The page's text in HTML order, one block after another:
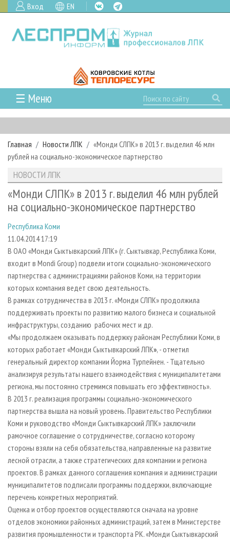
Вход EN
☰ Меню
ГЛАВНАЯ
РУБРИКИ И ТЕМЫ
РУБРИКИ ЖУРНАЛА
ЛЕСОЗАГОТОВКА
ЛЕСОПИЛЕНИЕ
СУШКА ДРЕВЕСИНЫ
ПРОИЗВОДСТВО ДРЕВЕСНЫХ ПЛИТ
ДЕРЕВЯННОЕ ДОМОСТРОЕНИЕ
ПРОИЗВОДСТВО МЕБЕЛИ
БИОЭНЕРГЕТИКА
ЦБП
ИНСТРУМЕНТ И МАТЕРИАЛЫ
НОВОСТИ
НОВОСТИ ЛПК
НОВОСТИ ЖУРНАЛА
ПРОЕКТЫ ЛПИ
АНАЛИТИКА
ПРЕДПРИЯТИЯ ЛПК
ПЕРСОНЫ
МОБИЛЬНЫЕ ВЫСТАВКИ
ОФИЦИАЛЬНЫЕ ДЕЛЕГАЦИИ
ПРИОРИТЕТНЫЕ ИНВЕСТПРОЕКТЫ
RUSSIAN FORESTRY REVIEW
ГАЗЕТА ЛЕСПРОМФОРУМ
БИБЛИОТЕКА СПЕЦИАЛИСТА
АРХИВ
АРХИВ ЖУРНАЛОВ
СТАТЬИ
О ЖУРНАЛЕ
ПОДПИСКА
КОНТАКТЫ
РЕКЛАМОДАТЕЛЯМ
РЕКЛАМА
РЕКЛАМА НА САЙТЕ
Главная Новости ЛПК
«Монди СЛПК» в 2013 г. выделил 46 млн
рублей на социально-экономическое партнерство
НОВОСТИ ЛПК
«Монди СЛПК» в 2013 г. выделил 46 млн рублей
на социально-экономическое партнерство
Республика Коми
11.04.2014 17:19
В ОАО «Монди Сыктывкарский ЛПК» (г. Сыктывкар, Республика Коми,
входит в Mondi Group) подвели итоги социально-экономического
партнерства с администрациями районов Коми, на территории
которых компания ведет свою деятельность.
В рамках сотрудничества в 2013 г. «Монди СЛПК» продолжила
поддерживать проекты по развитию малого бизнеса и социальной
инфраструктуры, созданию рабочих мест и др.
«Мы продолжаем оказывать поддержку районам Республики Коми, в
которых работает «Монди Сыктывкарский ЛПК», - отметил
генеральный директор компании Йорма Турпейнен. - Тщательно
анализируя результаты нашего взаимодействия с муниципалитетами
региона, мы постоянно стремимся повышать его эффективность».
В 2013 г. реализация программы социально-экономического
партнерства вышла на новый уровень. Правительство Республики
Коми и руководство «Монди Сыктывкарский ЛПК» заключили
рамочное соглашение о сотрудничестве, согласно которому
стороны взяли на себя обязательства, направленные на развитие
лесной отрасли, а также стратегических для компании и региона
проектов. В рамках данного соглашения компания и администрации
муниципалитетов подписали программы поддержки, включающие
перечень конкретных мероприятий.
Оценка и отбор проектов осуществляются сначала на уровне
отделов экономики районных администраций, затем в Министерстве
развития промышленности и транспорта РК. «Монди Сыктывкарский